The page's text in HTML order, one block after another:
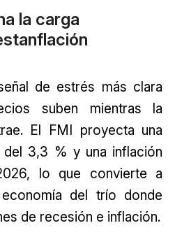
la carga
de estrés más clara
suben mientras la
El FMI proyecta una
3,3 % y una inflación
lo que convierte a
del trío donde
de recesión e inflación.